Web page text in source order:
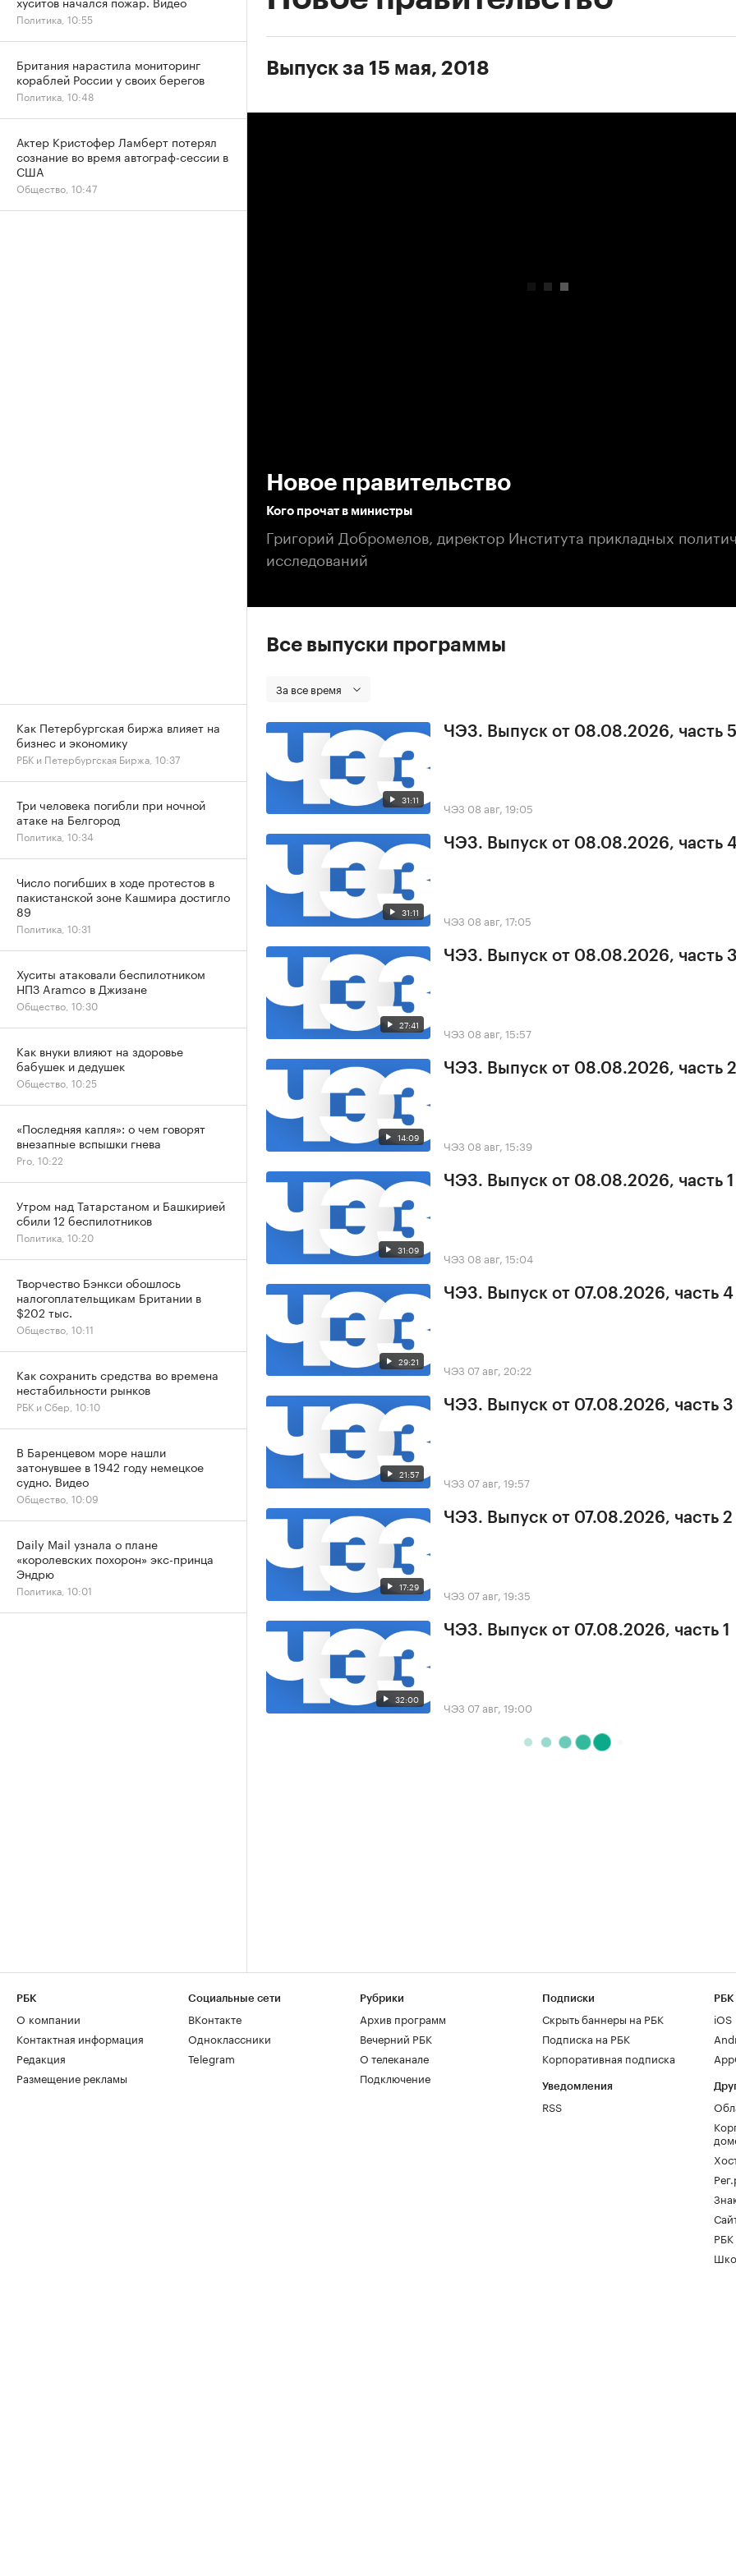
Выпуск за 15 мая, 2018
Новое правительство
Кого прочат в министры
Григорий Добромелов, директор Института прикладных
исследований
Все выпуски программы
За все время
31:11
ЧЭЗ. Выпуск от 08.08.2026, часть 5
ЧЭЗ 08 авг, 19:05
31:11
ЧЭЗ. Выпуск от 08.08.2026, часть
ЧЭЗ 08 авг, 17:05
27:41
ЧЭЗ. Выпуск от 08.08.2026, часть 3
ЧЭЗ 08 авг, 15:57
14:09
ЧЭЗ. Выпуск от 08.08.2026, часть 2
ЧЭЗ 08 авг, 15:39
31:09
ЧЭЗ. Выпуск от 08.08.2026, часть 1
ЧЭЗ 08 авг, 15:04
29:21
ЧЭЗ. Выпуск от 07.08.2026, часть 4
ЧЭЗ 07 авг, 20:22
21:57
ЧЭЗ. Выпуск от 07.08.2026, часть 3
ЧЭЗ 07 авг, 19:57
17:29
ЧЭЗ. Выпуск от 07.08.2026, часть 2
ЧЭЗ 07 авг, 19:35
32:00
ЧЭЗ. Выпуск от 07.08.2026, часть 1
ЧЭЗ 07 авг, 19:00
Политика, 10:55
Британия нарастила мониторинг
кораблей России у своих берегов
Политика, 10:48
Актер Кристофер Ламберт потерял
сознание во время автограф-сессии в
США
Общество, 10:47
Как Петербургская биржа влияет на
бизнес и экономику
РБК и Петербургская Биржа, 10:37
Три человека погибли при ночной
атаке на Белгород
Политика, 10:34
Число погибших в ходе протестов в
пакистанской зоне Кашмира достигло
89
Политика, 10:31
Хуситы атаковали беспилотником
НПЗ Aramco в Джизане
Общество, 10:30
Как внуки влияют на здоровье
бабушек и дедушек
Общество, 10:25
«Последняя капля»: о чем говорят
внезапные вспышки гнева
Pro, 10:22
Утром над Татарстаном и Башкирией
сбили 12 беспилотников
Политика, 10:20
Творчество Бэнкси обошлось
налогоплательщикам Британии в
$202 тыс.
Общество, 10:11
Как сохранить средства во времена
нестабильности рынков
РБК и Сбер, 10:10
В Баренцевом море нашли
затонувшее в 1942 году немецкое
судно. Видео
Общество, 10:09
Daily Mail узнала о плане
«королевских похорон» экс-принца
Эндрю
Политика, 10:01
РБК
О компании
Контактная информация
Редакция
Размещение рекламы
Социальные сети
ВКонтакте
Одноклассники
Telegram
Рубрики
Архив программ
Вечерний РБК
О телеканале
Подключение
Подписки
Скрыть баннеры на РБК
Подписка на РБК
Корпоративная подписка
Уведомления
RSS
РБК
iOS